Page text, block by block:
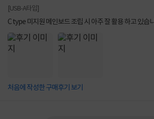
[USB-A타입]
처음에 작성한 구매후기 보기